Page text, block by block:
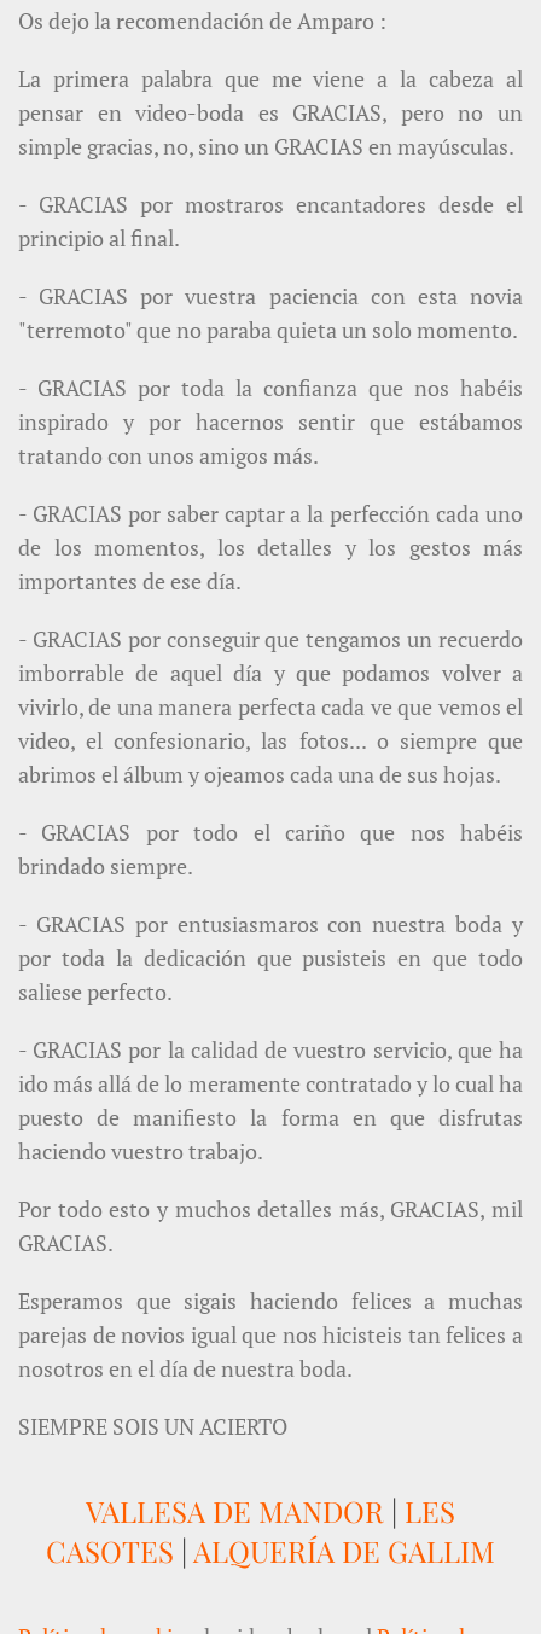
Os dejo la recomendación de Amparo :
La primera palabra que me viene a la cabeza al
pensar en video-boda es GRACIAS, pero no un
simple gracias, no, sino un GRACIAS en mayúsculas.
- GRACIAS por mostraros encantadores desde el
principio al final.
- GRACIAS por vuestra paciencia con esta novia
"terremoto" que no paraba quieta un solo momento.
- GRACIAS por toda la confianza que nos habéis
inspirado y por hacernos sentir que estábamos
tratando con unos amigos más.
- GRACIAS por saber captar a la perfección cada uno
de los momentos, los detalles y los gestos más
importantes de ese día.
- GRACIAS por conseguir que tengamos un recuerdo
imborrable de aquel día y que podamos volver a
vivirlo, de una manera perfecta cada ve que vemos el
video, el confesionario, las fotos... o siempre que
abrimos el álbum y ojeamos cada una de sus hojas.
- GRACIAS por todo el cariño que nos habéis
brindado siempre.
- GRACIAS por entusiasmaros con nuestra boda y
por toda la dedicación que pusisteis en que todo
saliese perfecto.
- GRACIAS por la calidad de vuestro servicio, que ha
ido más allá de lo meramente contratado y lo cual ha
puesto de manifiesto la forma en que disfrutas
haciendo vuestro trabajo.
Por todo esto y muchos detalles más, GRACIAS, mil
GRACIAS.
Esperamos que sigais haciendo felices a muchas
parejas de novios igual que nos hicisteis tan felices a
nosotros en el día de nuestra boda.
SIEMPRE SOIS UN ACIERTO
VALLESA DE MANDOR | LES
CASOTES | ALQUERÍA DE GALLIM